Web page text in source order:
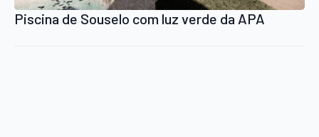
Piscina de Souselo com luz verde da APA